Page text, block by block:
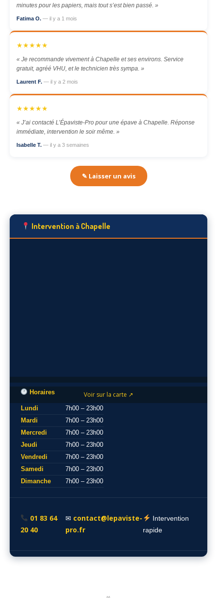
minutes pour les papiers, mais tout s’est bien passé. »
Fatima O. — il y a 1 mois
★★★★★
« Je recommande vivement à Chapelle et ses environs. Service
gratuit, agréé VHU, et le technicien très sympa. »
Laurent F. — il y a 2 mois
★★★★★
« J’ai contacté L’Épaviste-Pro pour une épave à Chapelle. Réponse
immédiate, intervention le soir même. »
Isabelle T. — il y a 3 semaines
✎ Laisser un avis
Intervention à Chapelle
Voir sur la carte ↗
Horaires
Lundi
7h00 – 23h00
Mardi
7h00 – 23h00
Mercredi
7h00 – 23h00
Jeudi
7h00 – 23h00
Vendredi
7h00 – 23h00
Samedi
7h00 – 23h00
Dimanche
7h00 – 23h00
01 83 64
20 40
✉ contact@lepaviste-
pro.fr
Intervention
rapide